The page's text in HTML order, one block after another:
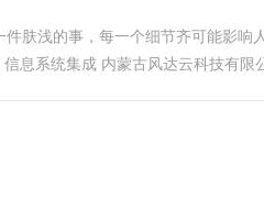
肤浅的事，每一个细节齐可能影
息系统集成 内蒙古风达云科技有限